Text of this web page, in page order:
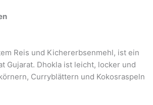
Reis und Kichererbsenmehl, ist ein
Gujarat. Dhokla ist leicht, locker und
Curryblättern und Kokosraspeln